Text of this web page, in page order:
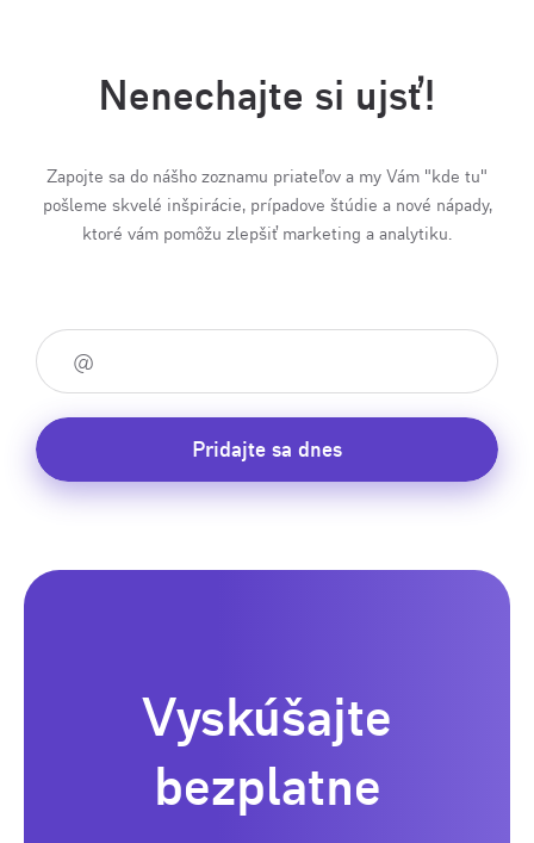
Nenechajte si ujsť!
Zapojte sa do nášho zoznamu priateľov a my Vám "kde tu"
pošleme skvelé inšpirácie, prípadove štúdie a nové nápady,
ktoré vám pomôžu zlepšiť marketing a analytiku.
Pridajte sa dnes
Vyskúšajte
bezplatne